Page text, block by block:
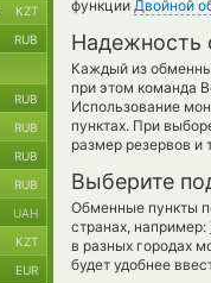
функции Двойной
Надежность
Каждый из
при этом команда
Использование
пунктах. При
размер резервов и
Выберите
Обменные пункты
странах, например:
в разных городах
будет удобнее
KZT
RUB
RUB
RUB
RUB
RUB
UAH
KZT
EUR